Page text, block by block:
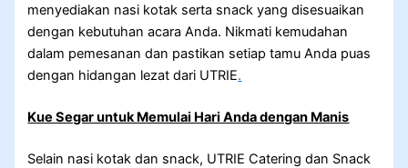
menyediakan nasi kotak serta snack yang disesuaikan
dengan kebutuhan acara Anda. Nikmati kemudahan
dalam pemesanan dan pastikan setiap tamu Anda puas
dengan hidangan lezat dari UTRIE.
Kue Segar untuk Memulai Hari Anda dengan Manis
Selain nasi kotak dan snack, UTRIE Catering dan Snack